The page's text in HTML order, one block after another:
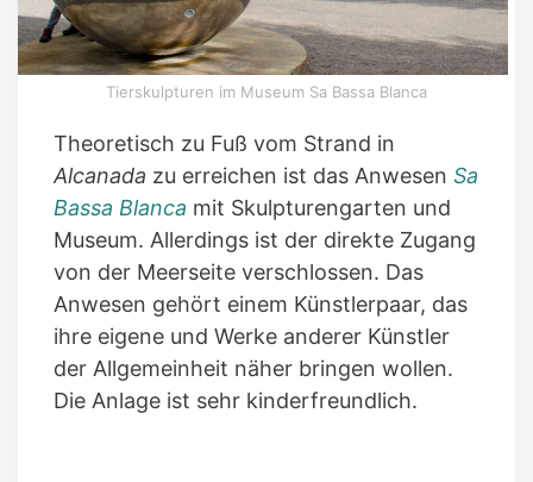
Tierskulpturen im Museum Sa Bassa Blanca
Theoretisch zu Fuß vom Strand in
Alcanada zu erreichen ist das Anwesen Sa
Bassa Blanca mit Skulpturengarten und
Museum. Allerdings ist der direkte Zugang
von der Meerseite verschlossen. Das
Anwesen gehört einem Künstlerpaar, das
ihre eigene und Werke anderer Künstler
der Allgemeinheit näher bringen wollen.
Die Anlage ist sehr kinderfreundlich.